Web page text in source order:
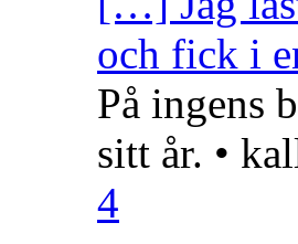
och fick i
På ingens
sitt år. •
4